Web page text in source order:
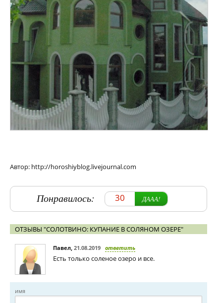
Автор: http://horoshiyblog.livejournal.com
Понравилось: 30 ДААА!
ОТЗЫВЫ "СОЛОТВИНО: КУПАНИЕ В СОЛЯНОМ ОЗЕРЕ"
Павел, 21.08.2019 ответить
Есть только соленое озеро и все.
имя